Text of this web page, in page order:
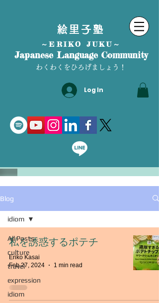
絵里子塾
～ERIKO JUKU～
Japanese Language Community
わくわくをひろげましょう！
Log In
Blog
All Posts
culture
travel
expression
idiom
idiom
私を誘惑するポテチ
Eriko Kasai
Feb 27, 2024
1 min read